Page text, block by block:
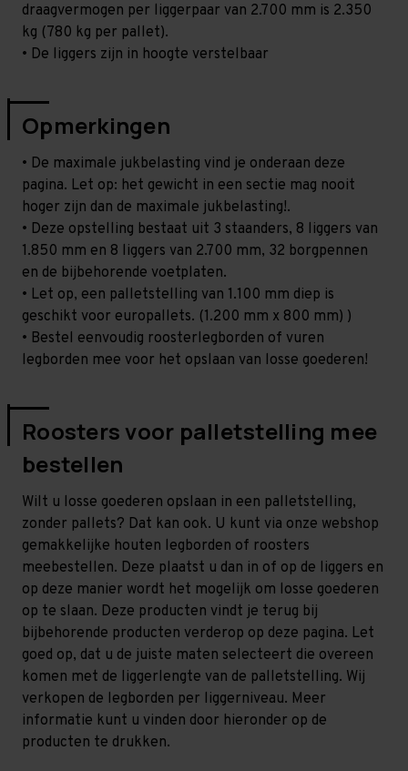
draagvermogen per liggerpaar van 2.700 mm is 2.350
kg (780 kg per pallet).
• De liggers zijn in hoogte verstelbaar
Opmerkingen
• De maximale jukbelasting vind je onderaan deze
pagina. Let op: het gewicht in een sectie mag nooit
hoger zijn dan de maximale jukbelasting!.
• Deze opstelling bestaat uit 3 staanders, 8 liggers van
1.850 mm en 8 liggers van 2.700 mm, 32 borgpennen
en de bijbehorende voetplaten.
• Let op, een palletstelling van 1.100 mm diep is
geschikt voor europallets. (1.200 mm x 800 mm) )
• Bestel eenvoudig roosterlegborden of vuren
legborden mee voor het opslaan van losse goederen!
Roosters voor palletstelling mee
bestellen
Wilt u losse goederen opslaan in een palletstelling,
zonder pallets? Dat kan ook. U kunt via onze webshop
gemakkelijke houten legborden of roosters
meebestellen. Deze plaatst u dan in of op de liggers en
op deze manier wordt het mogelijk om losse goederen
op te slaan. Deze producten vindt je terug bij
bijbehorende producten verderop op deze pagina. Let
goed op, dat u de juiste maten selecteert die overeen
komen met de liggerlengte van de palletstelling. Wij
verkopen de legborden per liggerniveau. Meer
informatie kunt u vinden door hieronder op de
producten te drukken.